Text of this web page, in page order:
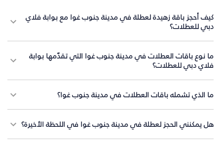
كيف أحجز باقة زهيدة لعطلة في مدينة جنوب غوا مع بوابة فلاي
دبي للعطلات؟
ما نوع باقات العطلات في مدينة جنوب غوا التي تقدّمها بوابة
فلاي دبي للعطلات؟
ما الذي تشمله باقات العطلات في مدينة جنوب غوا؟
هل يمكنني الحجز لعطلة في مدينة جنوب غوا في اللحظة الأخيرة؟